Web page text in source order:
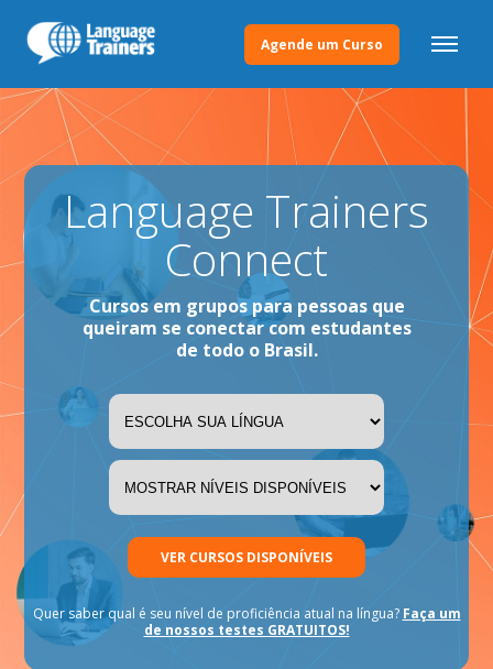
Agende um Curso
Language Trainers
Connect
Cursos em grupos para pessoas que
queiram se conectar com estudantes
de todo o Brasil.
VER CURSOS DISPONÍVEIS
Quer saber qual é seu nível de proficiência atual na língua? Faça um
de nossos testes GRATUITOS!